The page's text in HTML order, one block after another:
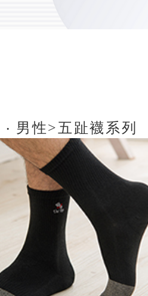
男性>五趾襪系列